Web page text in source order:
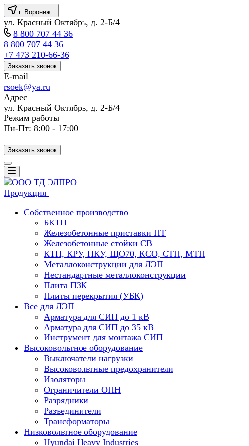
г. Воронеж
ул. Красный Октябрь, д. 2-Б/4
8 800 707 44 36
8 800 707 44 36
+7 473 210-66-36
Заказать звонок
E-mail
rsoek@ya.ru
Адрес
ул. Красный Октябрь, д. 2-Б/4
Режим работы
Пн-Пт: 8:00 - 17:00
Заказать звонок
Продукция
Собственное производство
БКТП
Железобетонные приставки ПТ
Железобетонные стойки СВ
КТП, КРУ, ПКУ, ЩО70, КСО, СТП, МТП
Металлоконструкции для ЛЭП
Нестандартные металлоконструкции
Плита ПЗК
Плиты перекрытия (УБК)
Все для ЛЭП
Арматура для СИП до 1 кВ
Арматура для СИП до 35 кВ
Инструмент для монтажа СИП
Высоковольтное оборудование
Выключатели нагрузки
Высоковольтные предохранители
Изоляторы
Ограничители ОПН
Разрядники
Разъединители
Трансформаторы
Низковольтное оборудование
Hyundai Heavy Industries